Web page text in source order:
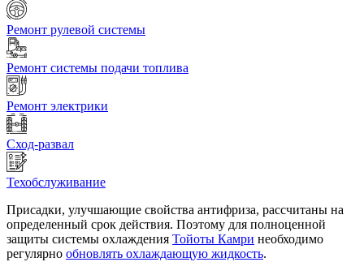
Ремонт рулевой системы
Ремонт системы подачи топлива
Ремонт электрики
Сход-развал
Техобслуживание
Присадки, улучшающие свойства антифриза, рассчитаны на
определенный срок действия. Поэтому для полноценной
защиты системы охлаждения Тойоты Камри необходимо
регулярно обновлять охлаждающую жидкость.